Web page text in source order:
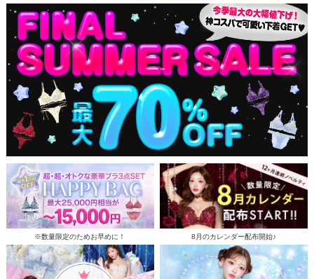
※数量限定のためお早めに！ 8月のカレンダー配布開始♪